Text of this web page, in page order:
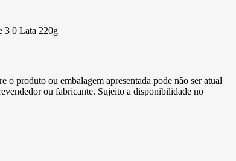
3 0 Lata 220g
produto ou embalagem apresentada pode não ser atual
ou fabricante. Sujeito a disponibilidade no